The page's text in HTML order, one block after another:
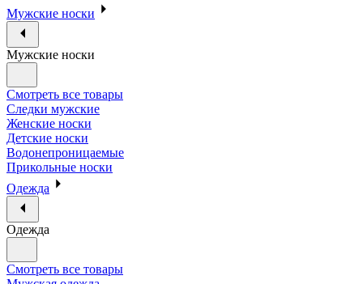
Мужские носки
Мужские носки
Смотреть все товары
Следки мужские
Женские носки
Детские носки
Водонепроницаемые
Прикольные носки
Одежда
Одежда
Смотреть все товары